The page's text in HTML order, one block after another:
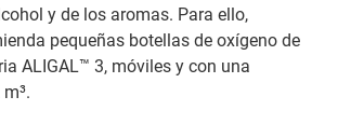
y de los aromas. Para ello,
pequeñas botellas de oxígeno de
ALIGAL™ 3, móviles y con una